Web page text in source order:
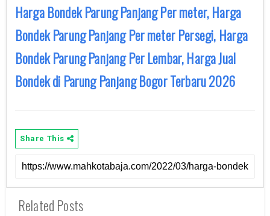
Harga Bondek Parung Panjang Per meter, Harga
Bondek Parung Panjang Per meter Persegi, Harga
Bondek Parung Panjang Per Lembar, Harga Jual
Bondek di Parung Panjang Bogor Terbaru 2026
Share This
Related Posts